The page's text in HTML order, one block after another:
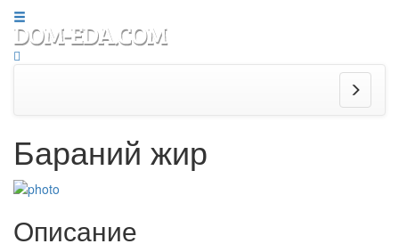
Бараний жир
Описание